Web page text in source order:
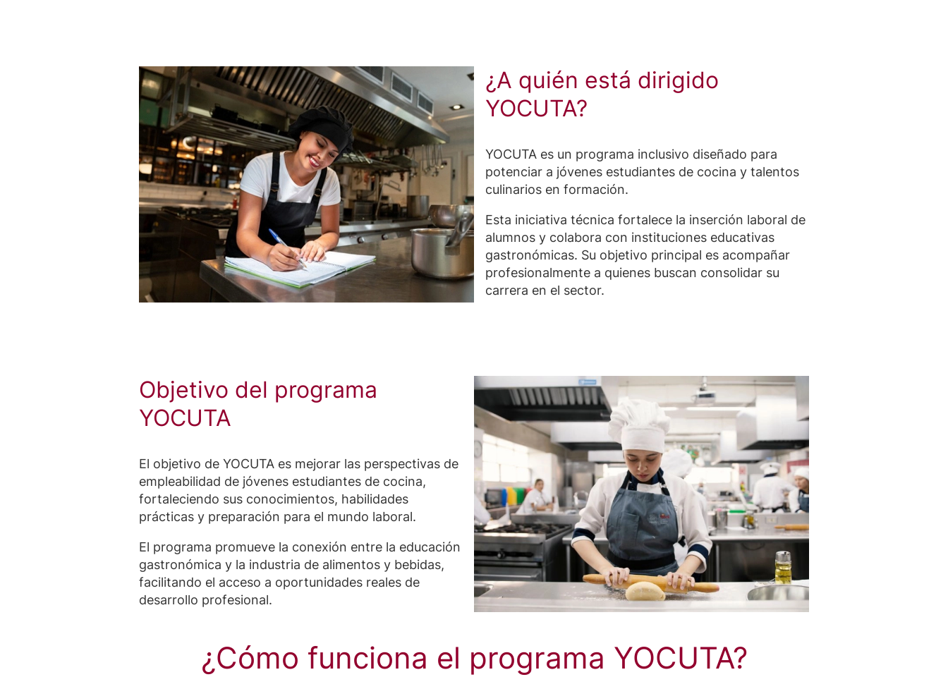
¿A quién está dirigido
YOCUTA?
YOCUTA es un programa inclusivo diseñado para
potenciar a jóvenes estudiantes de cocina y talentos
culinarios en formación.
Esta iniciativa técnica fortalece la inserción laboral de
alumnos y colabora con instituciones educativas
gastronómicas. Su objetivo principal es acompañar
profesionalmente a quienes buscan consolidar su
carrera en el sector.
Objetivo del programa
YOCUTA
El objetivo de YOCUTA es mejorar las perspectivas de
empleabilidad de jóvenes estudiantes de cocina,
fortaleciendo sus conocimientos, habilidades
prácticas y preparación para el mundo laboral.
El programa promueve la conexión entre la educación
gastronómica y la industria de alimentos y bebidas,
facilitando el acceso a oportunidades reales de
desarrollo profesional.
¿Cómo funciona el programa YOCUTA?